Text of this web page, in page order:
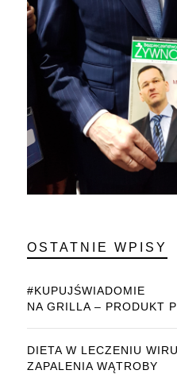
OSTATNIE WPISY
#KUPUJŚWIADOMIE
NA GRILLA – PRODUKT
DIETA W LECZENIU
ZAPALENIA WĄTROBY